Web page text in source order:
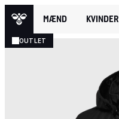
MÆND KVINDER
OUTLET